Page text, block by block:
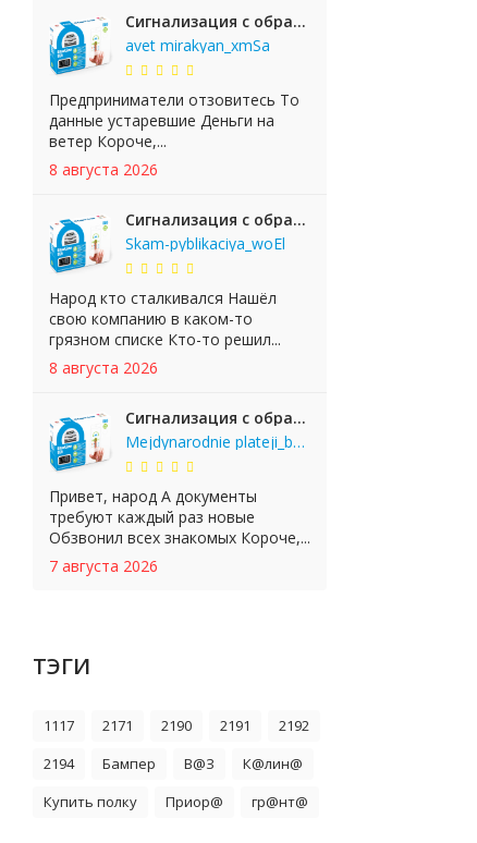
Сигнализация с обратной связью StarLine E65 BT 2CAN+LIN
avet mirakyan_xmSa
Предприниматели отзовитесь То
данные устаревшие Деньги на
ветер Короче,...
8 августа 2026
Сигнализация с обратной связью StarLine E65 BT 2CAN+LIN
Skam-pyblikaciya_woEl
Народ кто сталкивался Нашёл
свою компанию в каком-то
грязном списке Кто-то решил...
8 августа 2026
Сигнализация с обратной связью StarLine E65 BT 2CAN+LIN
Mejdynarodnie plateji_bgKi
Привет, народ А документы
требуют каждый раз новые
Обзвонил всех знакомых Короче,...
7 августа 2026
ТЭГИ
1117 2171 2190 2191
2192
2194
Бампер В@З
К@лин@
Купить полку
Приор@ гр@нт@